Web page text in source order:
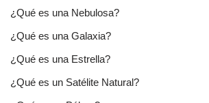
¿Qué es una Nebulosa?
¿Qué es una Galaxia?
¿Qué es una Estrella?
¿Qué es un Satélite Natural?